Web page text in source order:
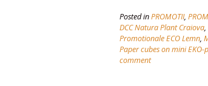
Posted inPROMOTII,
DCC Natura Plant Craiova,
Promotionale ECO Lemn,
Paper cubes on mini EKO-
comment